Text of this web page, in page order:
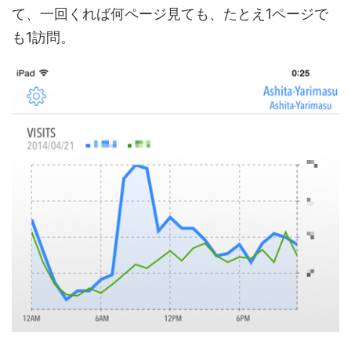
て、一回くれば何ページ見ても、たとえ1ページで
も1訪問。